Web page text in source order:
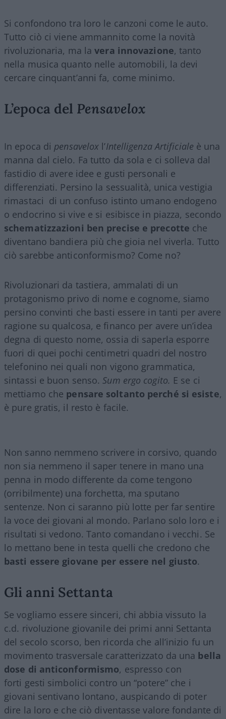
Si confondono tra loro le canzoni come le auto.
Tutto ciò ci viene ammannito come la novità
rivoluzionaria, ma lavera innovazione, tanto
nella musica quanto nelle automobili, la devi
cercare cinquant’anni fa, come minimo.
L’epoca del Pensavelox
In epoca di pensavelox l’Intelligenza Artificiale è una
manna dal cielo. Fa tutto da sola e ci solleva dal
fastidio di avere idee e gusti personali e
differenziati. Persino la sessualità, unica vestigia
rimastaci di un confuso istinto umano endogeno
o endocrino si vive e si esibisce in piazza, secondo
schematizzazioni ben precise e precotte che
diventano bandiera più che gioia nel viverla. Tutto
ciò sarebbe anticonformismo? Come no?
Rivoluzionari da tastiera, ammalati di un
protagonismo privo di nome e cognome, siamo
persino convinti che basti essere in tanti per avere
ragione su qualcosa, e financo per avere un’idea
degna di questo nome, ossia di saperla esporre
fuori di quei pochi centimetri quadri del nostro
telefonino nei quali non vigono grammatica,
sintassi e buon senso.Sum ergo cogito. E se ci
mettiamo che pensare soltanto perché si esiste,
è pure gratis, il resto è facile.
Non sanno nemmeno scrivere in corsivo, quando
non sia nemmeno il saper tenere in mano una
penna in modo differente da come tengono
(orribilmente) una forchetta, ma sputano
sentenze. Non ci saranno più lotte per far sentire
la voce dei giovani al mondo. Parlano solo loro e i
risultati si vedono. Tanto comandano i vecchi. Se
lo mettano bene in testa quelli che credono che
basti essere giovane per essere nel giusto.
Gli anni Settanta
Se vogliamo essere sinceri, chi abbia vissuto la
c.d. rivoluzione giovanile dei primi anni Settanta
del secolo scorso, ben ricorda che all’inizio fu un
movimento trasversale caratterizzato da una bella
dose di anticonformismo, espresso con
forti gesti simbolici contro un “potere” che i
giovani sentivano lontano, auspicando di poter
dire la loro e che ciò diventasse valore fondante di